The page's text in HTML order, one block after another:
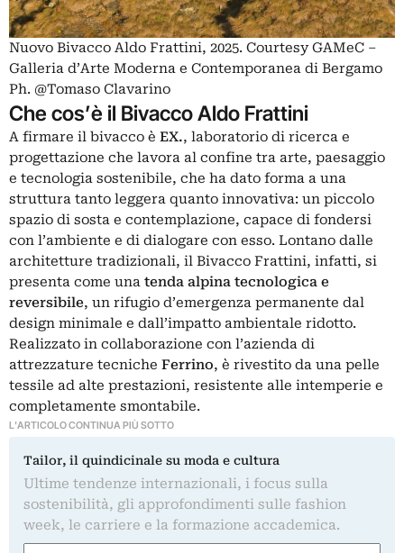
Nuovo Bivacco Aldo Frattini, 2025. Courtesy GAMeC –
Galleria d’Arte Moderna e Contemporanea di Bergamo
Ph. @Tomaso Clavarino
Che cos’è il Bivacco Aldo Frattini
A firmare il bivacco è EX., laboratorio di ricerca e
progettazione che lavora al confine tra arte, paesaggio
e tecnologia sostenibile, che ha dato forma a una
struttura tanto leggera quanto innovativa: un piccolo
spazio di sosta e contemplazione, capace di fondersi
con l’ambiente e di dialogare con esso. Lontano dalle
architetture tradizionali, il Bivacco Frattini, infatti, si
presenta come una tenda alpina tecnologica e
reversibile, un rifugio d’emergenza permanente dal
design minimale e dall’impatto ambientale ridotto.
Realizzato in collaborazione con l’azienda di
attrezzature tecniche Ferrino, è rivestito da una pelle
tessile ad alte prestazioni, resistente alle intemperie e
completamente smontabile.
L'ARTICOLO CONTINUA PIÙ SOTTO
Tailor, il quindicinale su moda e cultura
Ultime tendenze internazionali, i focus sulla
sostenibilità, gli approfondimenti sulle fashion
week, le carriere e la formazione accademica.